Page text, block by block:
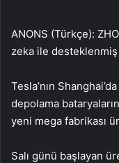
ANONS (Türkçe):
zeka ile
Tesla’nın
depolama
yeni mega fabrikası
Salı günü başlayan